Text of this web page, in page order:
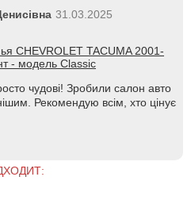
31.03.2025
CHEVROLET TACUMA 2001-
- модель Classic
чудові! Зробили салон авто
Рекомендую всім, хто цінує